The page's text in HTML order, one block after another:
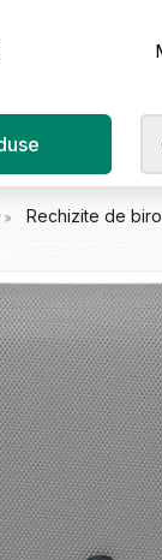
Rechizite de